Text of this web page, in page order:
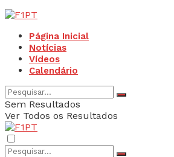
Página Inicial
Notícias
Vídeos
Calendário
Sem Resultados
Ver Todos os Resultados